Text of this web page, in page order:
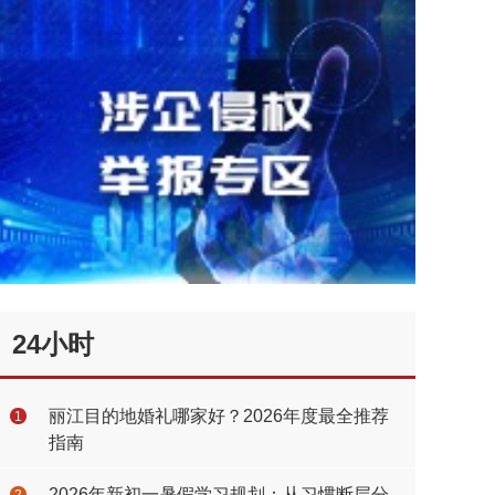
24小时
1
丽江目的地婚礼哪家好？2026年度最全推荐
指南